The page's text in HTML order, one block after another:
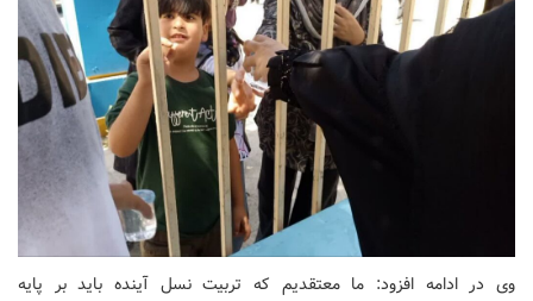
وی در ادامه افزود: ما معتقدیم که تربیت نسل آینده باید بر پایه